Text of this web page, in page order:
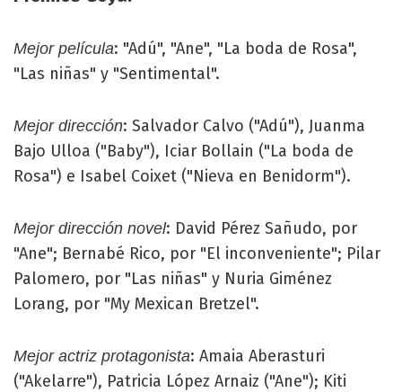
Mejor película: "Adú", "Ane", "La boda de Rosa",
"Las niñas" y "Sentimental".
Mejor dirección: Salvador Calvo ("Adú"), Juanma
Bajo Ulloa ("Baby"), Iciar Bollain ("La boda de
Rosa") e Isabel Coixet ("Nieva en Benidorm").
Mejor dirección novel: David Pérez Sañudo, por
"Ane"; Bernabé Rico, por "El inconveniente"; Pilar
Palomero, por "Las niñas" y Nuria Giménez
Lorang, por "My Mexican Bretzel".
Mejor actriz protagonista: Amaia Aberasturi
("Akelarre"), Patricia López Arnaiz ("Ane"); Kiti